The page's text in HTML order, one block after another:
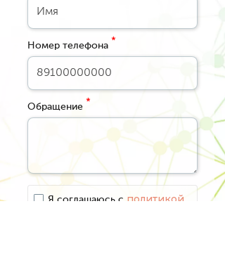
Номер телефона *
Обращение *
Я соглашаюсь с политикой